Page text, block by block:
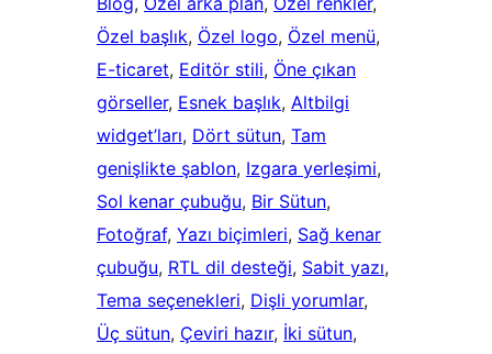
Özel başlık, Özel logo, Özel menü
E-ticaret, Editör stili, Öne çıkan
görseller, Esnek başlık, Altbilgi
widget’ları, Dört sütun, Tam
genişlikte şablon, Izgara yerleşimi
Sol kenar çubuğu, Bir Sütun
Fotoğraf, Yazı biçimleri, Sağ kenar
çubuğu, RTL dil desteği, Sabit yazı
Tema seçenekleri, Dişli yorumlar
Üç sütun, Çeviri hazır, İki sütun